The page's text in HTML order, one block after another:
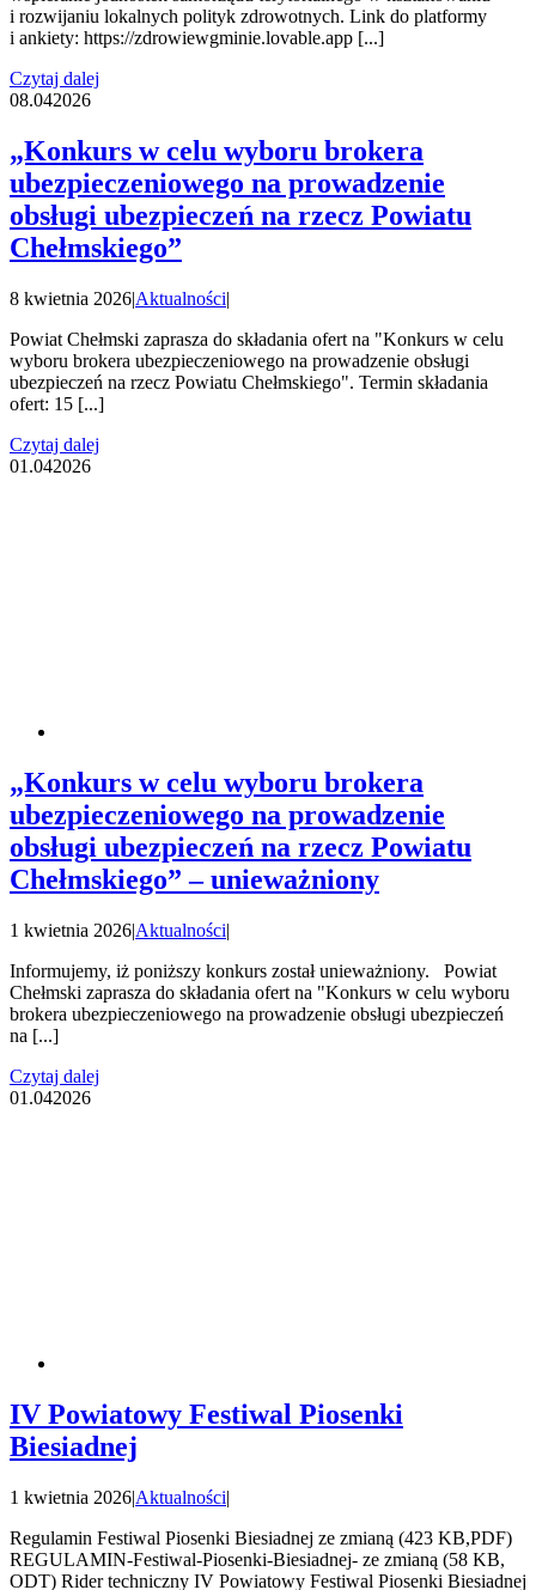
i rozwijaniu lokalnych polityk zdrowotnych. Link do platformy
i ankiety: https://zdrowiewgminie.lovable.app [...]
Czytaj dalej
08.042026
„Konkurs w celu wyboru brokera
ubezpieczeniowego na prowadzenie
obsługi ubezpieczeń na rzecz Powiatu
Chełmskiego”
8 kwietnia 2026|Aktualności|
Powiat Chełmski zaprasza do składania ofert na "Konkurs w celu
wyboru brokera ubezpieczeniowego na prowadzenie obsługi
ubezpieczeń na rzecz Powiatu Chełmskiego". Termin składania
ofert: 15 [...]
Czytaj dalej
01.042026
„Konkurs w celu wyboru brokera
ubezpieczeniowego na prowadzenie
obsługi ubezpieczeń na rzecz Powiatu
Chełmskiego” – unieważniony
1 kwietnia 2026|Aktualności|
Informujemy, iż poniższy konkurs został unieważniony. Powiat
Chełmski zaprasza do składania ofert na "Konkurs w celu wyboru
brokera ubezpieczeniowego na prowadzenie obsługi ubezpieczeń
na [...]
Czytaj dalej
01.042026
IV Powiatowy Festiwal Piosenki
Biesiadnej
1 kwietnia 2026|Aktualności|
Regulamin Festiwal Piosenki Biesiadnej ze zmianą (423 KB,PDF)
REGULAMIN-Festiwal-Piosenki-Biesiadnej- ze zmianą (58 KB,
ODT) Rider techniczny IV Powiatowy Festiwal Piosenki Biesiadnej